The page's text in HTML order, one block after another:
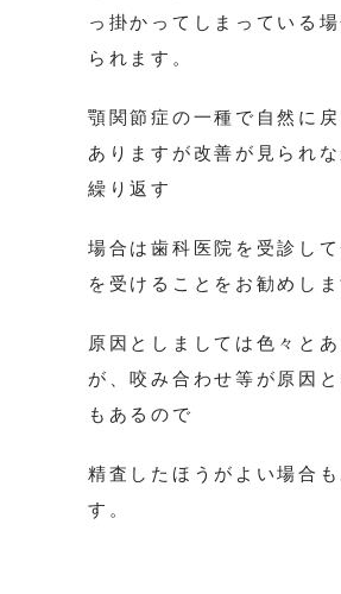
っ掛かってしまっている場
られます。
顎関節症の一種で自然に戻
ありますが改善が見られな
繰り返す
場合は歯科医院を受診して
を受けることをお勧めしま
原因としましては色々と
が、咬み合わせ等が原因
もあるので
精査したほうがよい場合も
す。